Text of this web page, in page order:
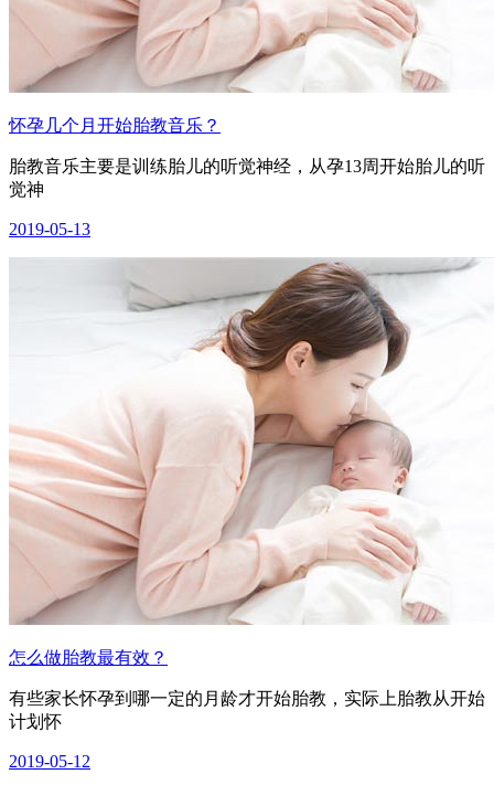
怀孕几个月开始胎教音乐？
胎教音乐主要是训练胎儿的听觉神经，从孕13周开始胎儿的听
觉神
2019-05-13
怎么做胎教最有效？
有些家长怀孕到哪一定的月龄才开始胎教，实际上胎教从开始
计划怀
2019-05-12